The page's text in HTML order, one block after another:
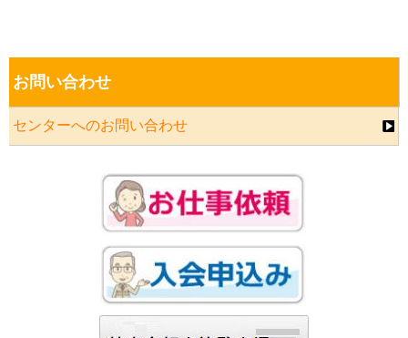
お問い合わせ
センターへのお問い合わせ